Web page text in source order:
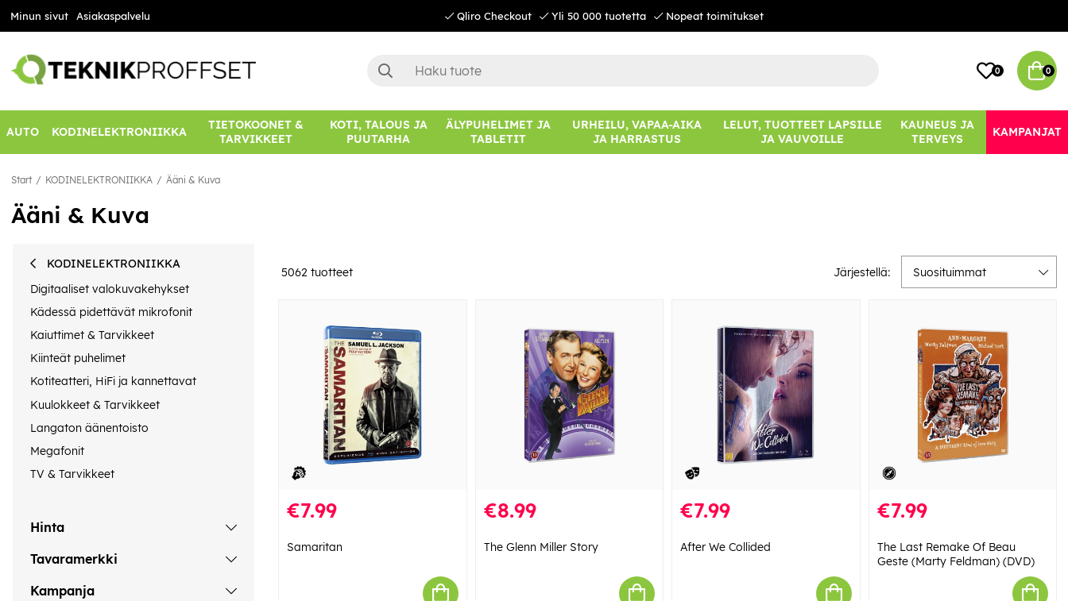
Minun sivut Asiakaspalvelu Qliro Checkout Yli 50 000 tuotetta Nopeat toimitukset
0 0
AUTO KODINELEKTRONIIKKA
TIETOKOONET &
TARVIKKEET
KOTI, TALOUS JA
PUUTARHA
ÄLYPUHELIMET JA
TABLETIT
URHEILU, VAPAA-AIKA
JA HARRASTUS
LELUT, TUOTTEET LAPSILLE
JA VAUVOILLE
KAUNEUS JA
TERVEYS
KAMPANJAT
Start KODINELEKTRONIIKKA Ääni & Kuva
Ääni & Kuva
KODINELEKTRONIIKKA
Digitaaliset valokuvakehykset
Kädessä pidettävät mikrofonit
Kaiuttimet & Tarvikkeet
Kiinteät puhelimet
Kotiteatteri, HiFi ja kannettavat
Kuulokkeet & Tarvikkeet
Langaton äänentoisto
Megafonit
TV & Tarvikkeet
Hinta
Tavaramerkki
Kampanja
5062 tuotteet Järjestellä: Suosituimmat
€7.99
Samaritan
€8.99
The Glenn Miller Story
€7.99
After We Collided
€7.99
The Last Remake Of Beau
Geste (Marty Feldman) (DVD)